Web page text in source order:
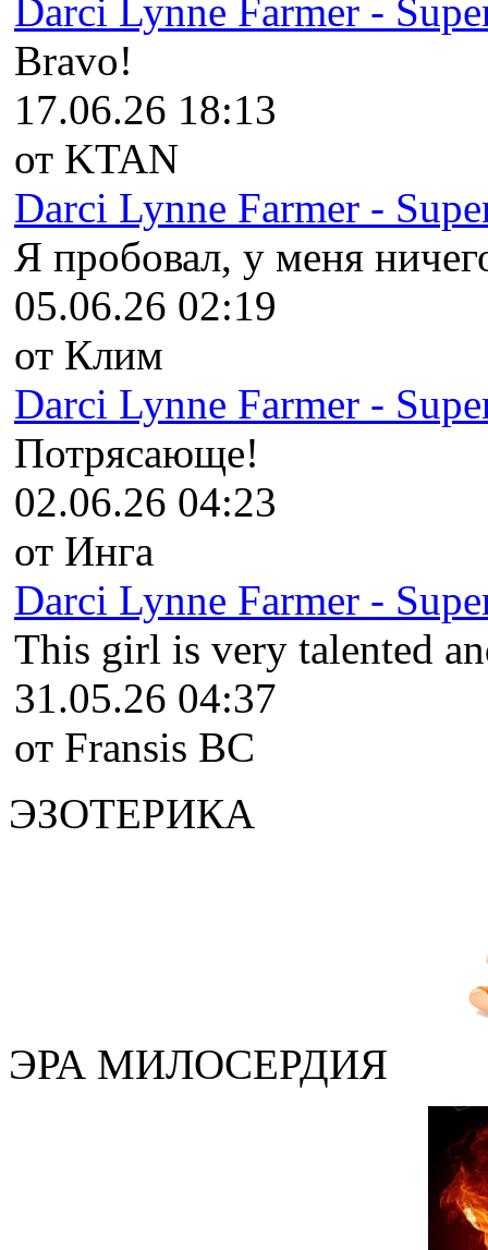
Darci Lynne Farmer -
Bravo!
17.06.26 18:13
от KTAN
Darci Lynne Farmer -
Я пробовал, у меня
05.06.26 02:19
от Клим
Darci Lynne Farmer -
Потрясающе!
02.06.26 04:23
от Инга
Darci Lynne Farmer -
This girl is very talented
31.05.26 04:37
от Fransis BC
ЭЗОТЕРИКА
ЭРА МИЛОСЕРДИЯ